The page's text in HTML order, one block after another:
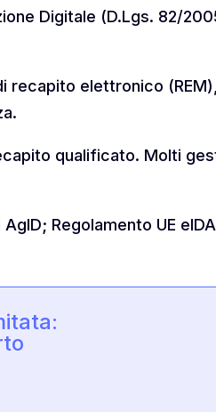
Digitale (D.Lgs. 82/
recapito elettronico
qualificato. Molti
Regolamento UE